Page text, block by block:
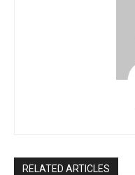
RELATED ARTICLES